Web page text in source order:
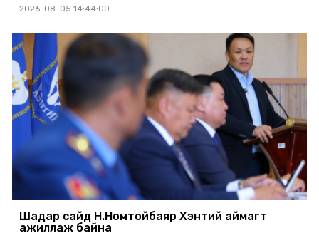
2026-08-05 14:44:00
Шадар сайд Н.Номтойбаяр Хэнтий аймагт
ажиллаж байна